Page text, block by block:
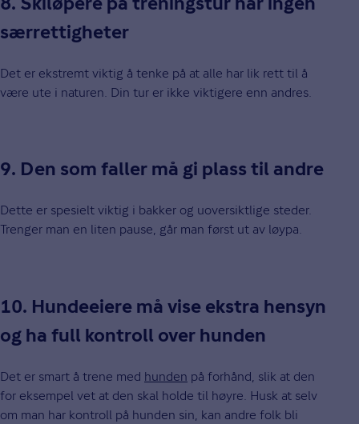
8. Skiløpere på treningstur har ingen
særrettigheter
Det er ekstremt viktig å tenke på at alle har lik rett til å
være ute i naturen. Din tur er ikke viktigere enn andres.
9. Den som faller må gi plass til andre
Dette er spesielt viktig i bakker og uoversiktlige steder.
Trenger man en liten pause, går man først ut av løypa.
10. Hundeeiere må vise ekstra hensyn
og ha full kontroll over hunden
Det er smart å trene med hunden på forhånd, slik at den
for eksempel vet at den skal holde til høyre. Husk at selv
om man har kontroll på hunden sin, kan andre folk bli